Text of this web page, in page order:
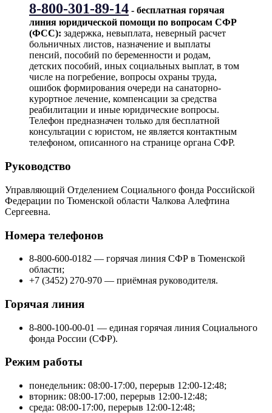
8-800-301-89-14 - бесплатная горячая
линия юридической помощи по вопросам CФР
(ФСС): задержка, невыплата, неверный расчет
больничных листов, назначение и выплаты
пенсий, пособий по беременности и родам,
детских пособий, иных социальных выплат, в том
числе на погребение, вопросы охраны труда,
ошибок формирования очереди на санаторно-
курортное лечение, компенсации за средства
реабилитации и иные юридические вопросы.
Телефон предназначен только для бесплатной
консультации с юристом, не является контактным
телефоном, описанного на странице органа СФР.
Руководство
Управляющий Отделением Социального фонда Российской
Федерации по Тюменской области Чалкова Алефтина
Сергеевна.
Номера телефонов
8-800-600-0182 — горячая линия СФР в Тюменской
области;
+7 (3452) 270-970 — приёмная руководителя.
Горячая линия
8-800-100-00-01 — единая горячая линия Социального
фонда России (СФР).
Режим работы
понедельник: 08:00-17:00, перерыв 12:00-12:48;
вторник: 08:00-17:00, перерыв 12:00-12:48;
среда: 08:00-17:00, перерыв 12:00-12:48;